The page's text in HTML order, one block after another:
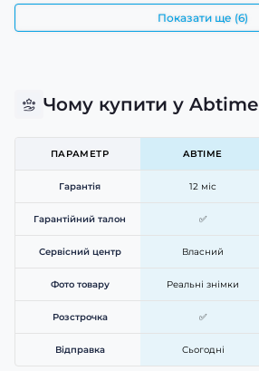
Показати ще (6)
Чому купити у Abtime
ПАРАМЕТР ABTIME
Гарантія 12 міс
Гарантійний талон ✅
Сервісний центр Власний
Фото товару Реальні знімки
Розстрочка ✅
Відправка Сьогодні